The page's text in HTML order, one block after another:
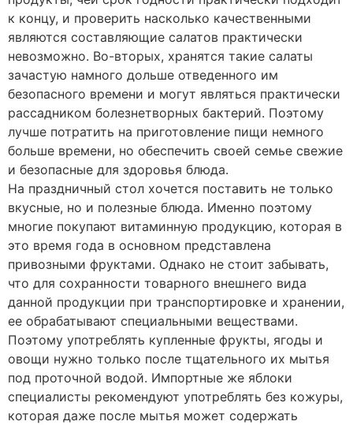
к концу, и проверить насколько качественными
являются составляющие салатов практически
невозможно. Во-вторых, хранятся такие салаты
зачастую намного дольше отведенного им
безопасного времени и могут являться практически
рассадником болезнетворных бактерий. Поэтому
лучше потратить на приготовление пищи немного
больше времени, но обеспечить своей семье свежие
и безопасные для здоровья блюда.
На праздничный стол хочется поставить не только
вкусные, но и полезные блюда. Именно поэтому
многие покупают витаминную продукцию, которая в
это время года в основном представлена
привозными фруктами. Однако не стоит забывать,
что для сохранности товарного внешнего вида
данной продукции при транспортировке и хранении,
ее обрабатывают специальными веществами.
Поэтому употреблять купленные фрукты, ягоды и
овощи нужно только после тщательного их мытья
под проточной водой. Импортные же яблоки
специалисты рекомендуют употреблять без кожуры,
которая даже после мытья может содержать